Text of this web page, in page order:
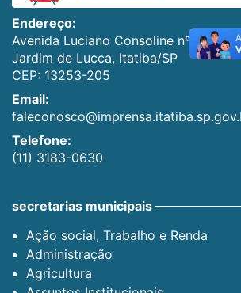
Endereço:
Avenida Luciano Consoline nº 600
Jardim de Lucca, Itatiba/SP
CEP: 13253-205
Email:
Telefone:
(11) 3183-0630
secretarias municipais
Ação social, Trabalho e Renda
Administração
Agricultura